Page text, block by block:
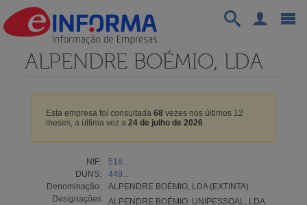
ALPENDRE BOÉMIO, LDA
Esta empresa foi consultada 68vezes nos últimos 12
meses, a última vez a 24 de julho de 2026.
NIF:
516...
DUNS:
449...
Denominação:
ALPENDRE BOÉMIO, LDA (EXTINTA)
Designações
ALPENDRE BOÉMIO, UNIPESSOAL, LDA